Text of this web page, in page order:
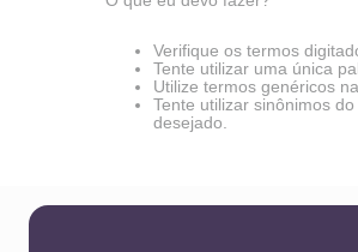
Verifique os termos
Tente utilizar uma única
Utilize termos genéricos
Tente utilizar sinônimos do
desejado.